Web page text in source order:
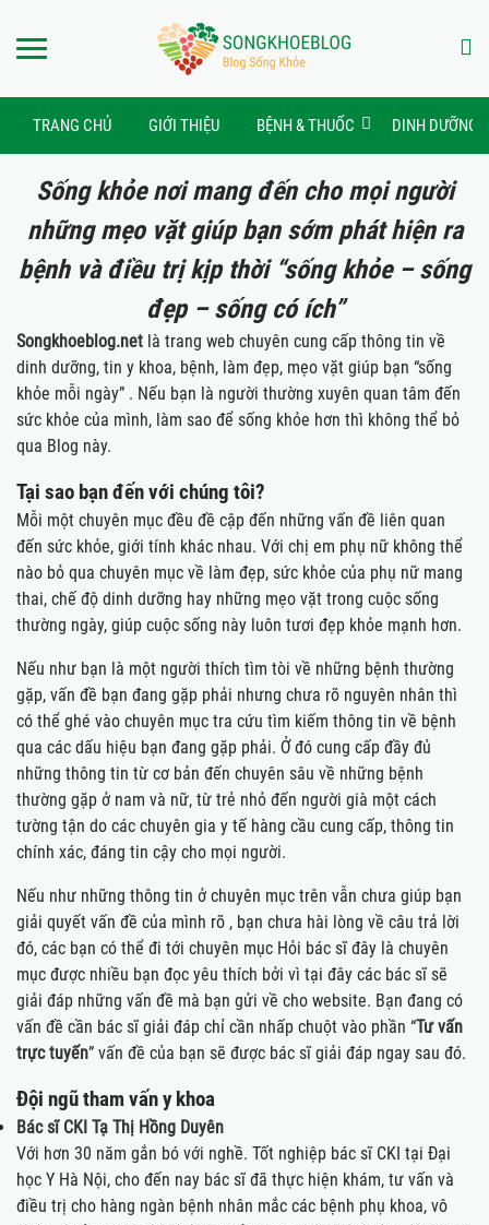
TRANG CHỦ GIỚI THIỆU BỆNH & THUỐC DINH DƯỠNG
Sống khỏe nơi mang đến cho mọi người
những mẹo vặt giúp bạn sớm phát hiện ra
bệnh và điều trị kịp thời “sống khỏe – sống
đẹp – sống có ích”
Songkhoeblog.net là trang web chuyên cung cấp thông tin về
dinh dưỡng, tin y khoa, bệnh, làm đẹp, mẹo vặt giúp bạn “sống
khỏe mỗi ngày” . Nếu bạn là người thường xuyên quan tâm đến
sức khỏe của mình, làm sao để sống khỏe hơn thì không thể bỏ
qua Blog này.
Tại sao bạn đến với chúng tôi?
Mỗi một chuyên mục đều đề cập đến những vấn đề liên quan
đến sức khỏe, giới tính khác nhau. Với chị em phụ nữ không thể
nào bỏ qua chuyên mục về làm đẹp, sức khỏe của phụ nữ mang
thai, chế độ dinh dưỡng hay những mẹo vặt trong cuộc sống
thường ngày, giúp cuộc sống này luôn tươi đẹp khỏe mạnh hơn.
Nếu như bạn là một người thích tìm tòi về những bệnh thường
gặp, vấn đề bạn đang gặp phải nhưng chưa rõ nguyên nhân thì
có thể ghé vào chuyên mục tra cứu tìm kiếm thông tin về bệnh
qua các dấu hiệu bạn đang gặp phải. Ở đó cung cấp đầy đủ
những thông tin từ cơ bản đến chuyên sâu về những bệnh
thường gặp ở nam và nữ, từ trẻ nhỏ đến người già một cách
tường tận do các chuyên gia y tế hàng cầu cung cấp, thông tin
chính xác, đáng tin cậy cho mọi người.
Nếu như những thông tin ở chuyên mục trên vẫn chưa giúp bạn
giải quyết vấn đề của mình rõ , bạn chưa hài lòng về câu trả lời
đó, các bạn có thể đi tới chuyên mục Hỏi bác sĩ đây là chuyên
mục được nhiều bạn đọc yêu thích bởi vì tại đây các bác sĩ sẽ
giải đáp những vấn đề mà bạn gửi về cho website. Bạn đang có
vấn đề cần bác sĩ giải đáp chỉ cần nhấp chuột vào phần “Tư vấn
trực tuyến” vấn đề của bạn sẽ được bác sĩ giải đáp ngay sau đó.
Đội ngũ tham vấn y khoa
Bác sĩ CKI Tạ Thị Hồng Duyên
Với hơn 30 năm gắn bó với nghề. Tốt nghiệp bác sĩ CKI tại Đại
học Y Hà Nội, cho đến nay bác sĩ đã thực hiện khám, tư vấn và
điều trị cho hàng ngàn bệnh nhân mắc các bệnh phụ khoa, vô